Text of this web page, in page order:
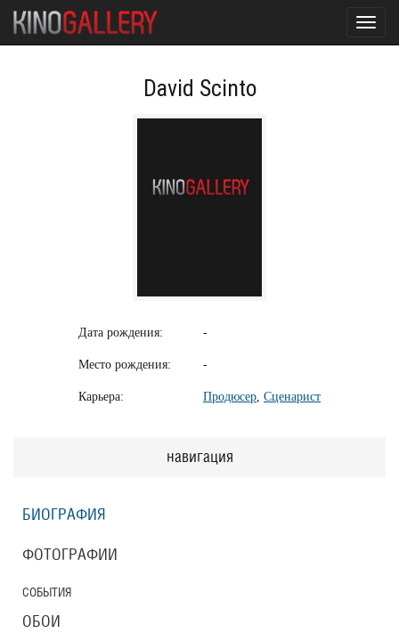
David Scinto
Дата рождения: -
Место рождения: -
Карьера: Продюсер Сценарист
навигация
БИОГРАФИЯ
ФОТОГРАФИИ
СОБЫТИЯ
ОБОИ